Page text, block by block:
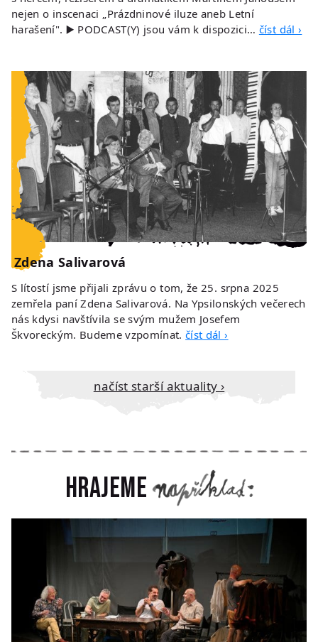
nejen o inscenaci „Prázdninové iluze aneb Letní
harašení". ▶️ PODCAST(Y) jsou vám k dispozici… číst dál ›
Zdena Salivarová
S lítostí jsme přijali zprávu o tom, že 25. srpna 2025
zemřela paní Zdena Salivarová. Na Ypsilonských večerech
nás kdysi navštívila se svým mužem Josefem
Škvoreckým. Budeme vzpomínat.číst dál ›
načíst starší aktuality ›
Hrajeme